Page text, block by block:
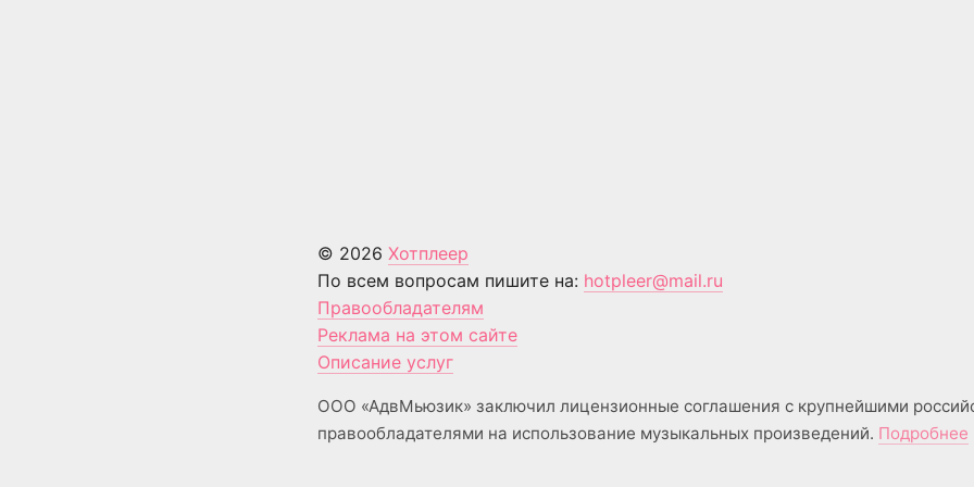
© 2026 Хотплеер
По всем вопросам пишите на: hotpleer@mail.ru
Правообладателям
Реклама на этом сайте
Описание услуг
ООО «АдвМьюзик» заключил лицензионные соглашения с крупнейшими
правообладателями на использование музыкальных произведений. Подробнее